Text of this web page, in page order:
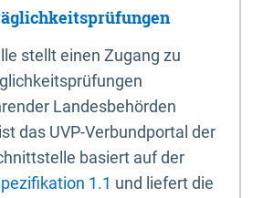
stellt einen Zugang zu
Landesbehörden
das UVP-Verbundportal der
basiert auf der
1.1 und liefert die